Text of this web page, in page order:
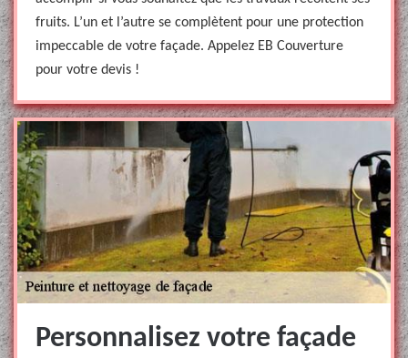
fruits. L’un et l’autre se complètent pour une protection
impeccable de votre façade. Appelez EB Couverture
pour votre devis !
Personnalisez votre façade